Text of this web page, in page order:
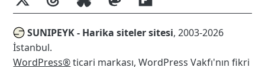
SUNIPEYK - Harika siteler sitesi, 2003-2026
İstanbul.
WordPress®ticari markası, WordPress Vakfı'nın fikri